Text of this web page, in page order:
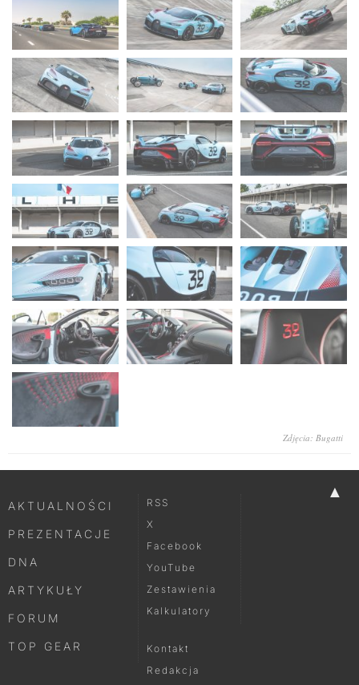
Zdjęcia: Bugatti
▲
AKTUALNOŚCI
PREZENTACJE
DNA
ARTYKUŁY
FORUM
TOP GEAR
RSS
X
Facebook
YouTube
Zestawienia
Kalkulatory
Kontakt
Redakcja